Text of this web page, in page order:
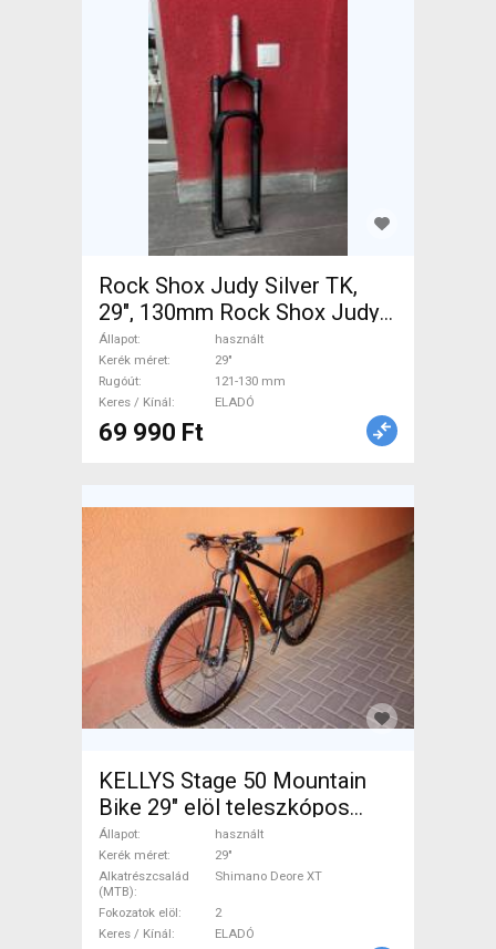
Rock Shox Judy Silver TK,
29", 130mm Rock Shox Judy
Silver TK, Mountain Bike
Alkatrész, MTB Villa /
Rugóstag villa 29" 121-130
mm használt ELADÓ
Állapot
használt
Kerék méret
29"
Rugóút
121-130 mm
Keres / Kínál
ELADÓ
69 990 Ft
KELLYS Stage 50 Mountain
Bike 29" elöl teleszkópos
Shimano Deore XT használt
ELADÓ
Állapot
használt
Kerék méret
29"
Alkatrészcsalád
(MTB)
Shimano Deore XT
Fokozatok elöl
2
Keres / Kínál
ELADÓ